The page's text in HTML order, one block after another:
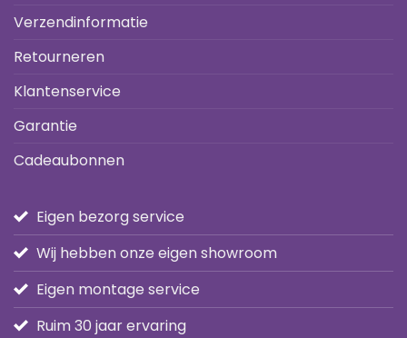
Verzendinformatie
Retourneren
Klantenservice
Garantie
Cadeaubonnen
Eigen bezorg service
Wij hebben onze eigen showroom
Eigen montage service
Ruim 30 jaar ervaring